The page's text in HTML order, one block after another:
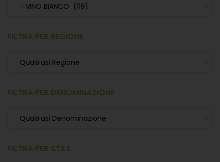
VINO BIANCO (119)
FILTRA PER REGIONE
Qualsiasi Regione
FILTRA PER DENOMINAZIONE
Qualsiasi Denominazione
FILTRA PER STILE